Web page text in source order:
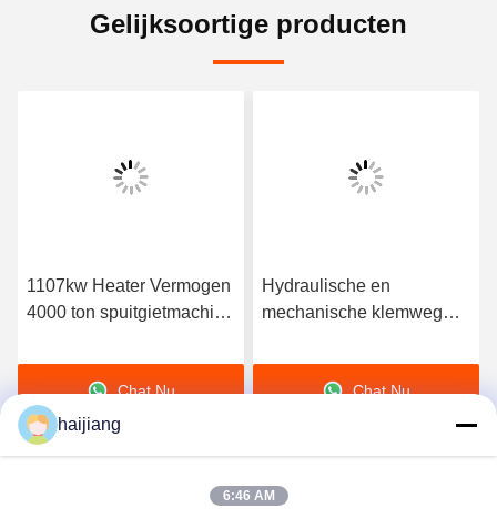
Gelijksoortige producten
1107kw Heater Vermogen
4000 ton spuitgietmachine
vormgeving met robuuste
constructie en output
Chat Nu
Hydraulische en
mechanische klemweg
spuitgietmachine
Chat Nu
haijiang
6:46 AM